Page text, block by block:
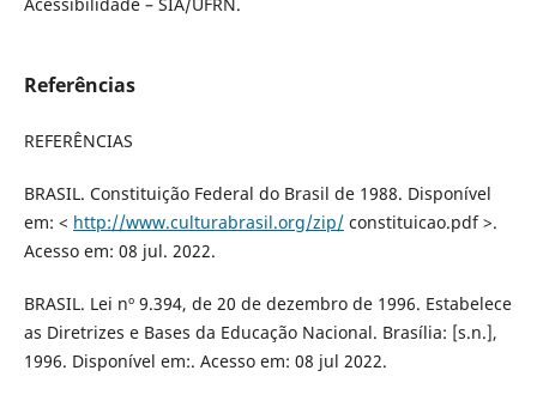
Referências
REFERÊNCIAS
BRASIL. Constituição Federal do Brasil de 1988. Disponível
em: < http://www.culturabrasil.org/zip/constituicao.pdf >.
Acesso em: 08 jul. 2022.
BRASIL. Lei nº 9.394, de 20 de dezembro de 1996. Estabelece
as Diretrizes e Bases da Educação Nacional. Brasília: [s.n.],
1996. Disponível em:. Acesso em: 08 jul 2022.